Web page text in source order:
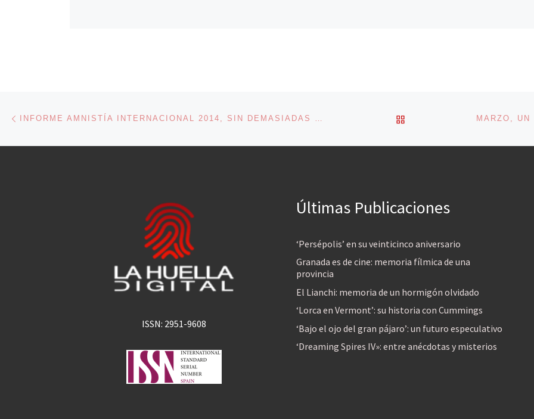
Navegación de entradas INFORME AMNISTÍA INTERNACIONAL 2014, SIN DEMASIADAS MEJORAS VOLVER A LA LISTA DE
ISSN: 2951-9608
Últimas Publicaciones
‘Persépolis’ en su veinticinco aniversario
Granada es de cine: memoria fílmica de una
provincia
El Lianchi: memoria de un hormigón olvidado
‘Lorca en Vermont’: su historia con Cummings
‘Bajo el ojo del gran pájaro’: un futuro especulativo
‘Dreaming Spires IV»: entre anécdotas y misterios